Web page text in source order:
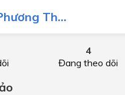
Th...
4
Đang theo dõi